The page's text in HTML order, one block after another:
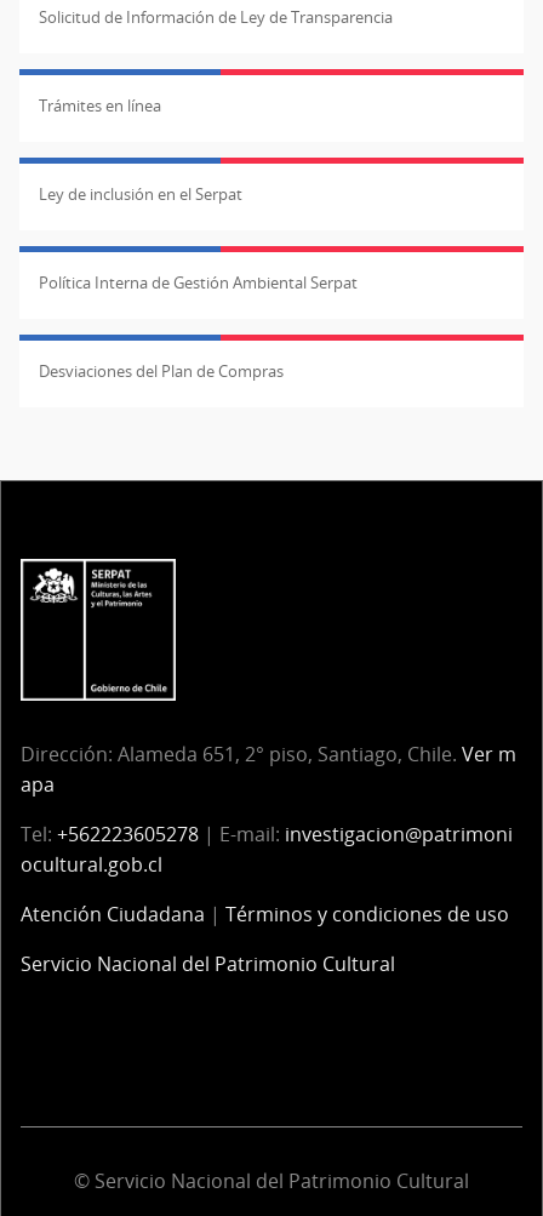
Solicitud de Información de Ley de Transparencia
Trámites en línea
Ley de inclusión en el Serpat
Política Interna de Gestión Ambiental Serpat
Desviaciones del Plan de Compras
Dirección: Alameda 651, 2° piso, Santiago, Chile. Ver m
apa
Tel: +562223605278 | E-mail: investigacion@patrimoni
ocultural.gob.cl
Atención Ciudadana | Términos y condiciones de uso
Servicio Nacional del Patrimonio Cultural
© Servicio Nacional del Patrimonio Cultural